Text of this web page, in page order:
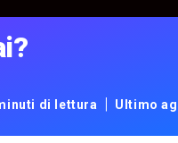
di lettura | Ultimo